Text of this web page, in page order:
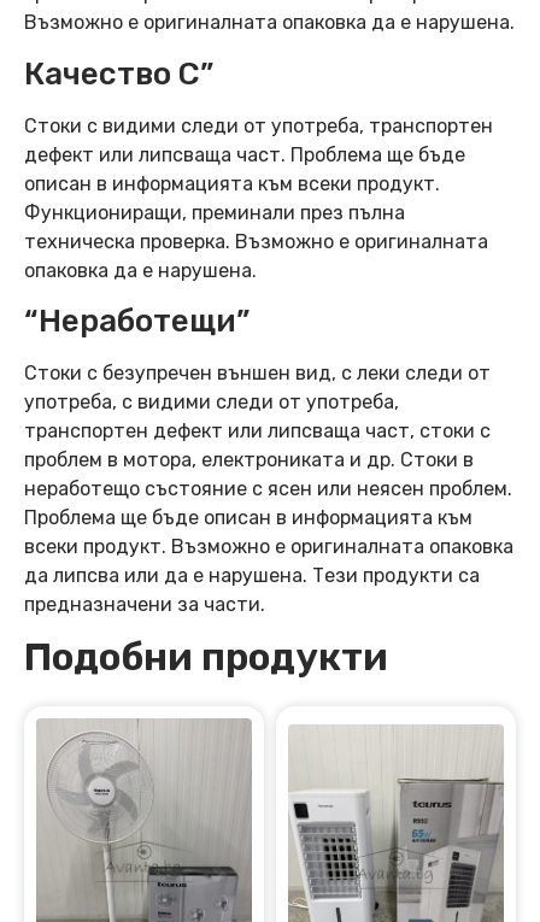
Възможно е оригиналната опаковка да е нарушена.
Качество C”
Стоки с видими следи от употреба, транспортен
дефект или липсваща част. Проблема ще бъде
описан в информацията към всеки продукт.
Функциониращи, преминали през пълна
техническа проверка. Възможно е оригиналната
опаковка да е нарушена.
“Неработещи”
Стоки с безупречен външен вид, с леки следи от
употреба, с видими следи от употреба,
транспортен дефект или липсваща част, стоки с
проблем в мотора, електрониката и др. Стоки в
неработещо състояние с ясен или неясен проблем.
Проблема ще бъде описан в информацията към
всеки продукт. Възможно е оригиналната опаковка
да липсва или да е нарушена. Тези продукти са
предназначени за части.
Подобни продукти